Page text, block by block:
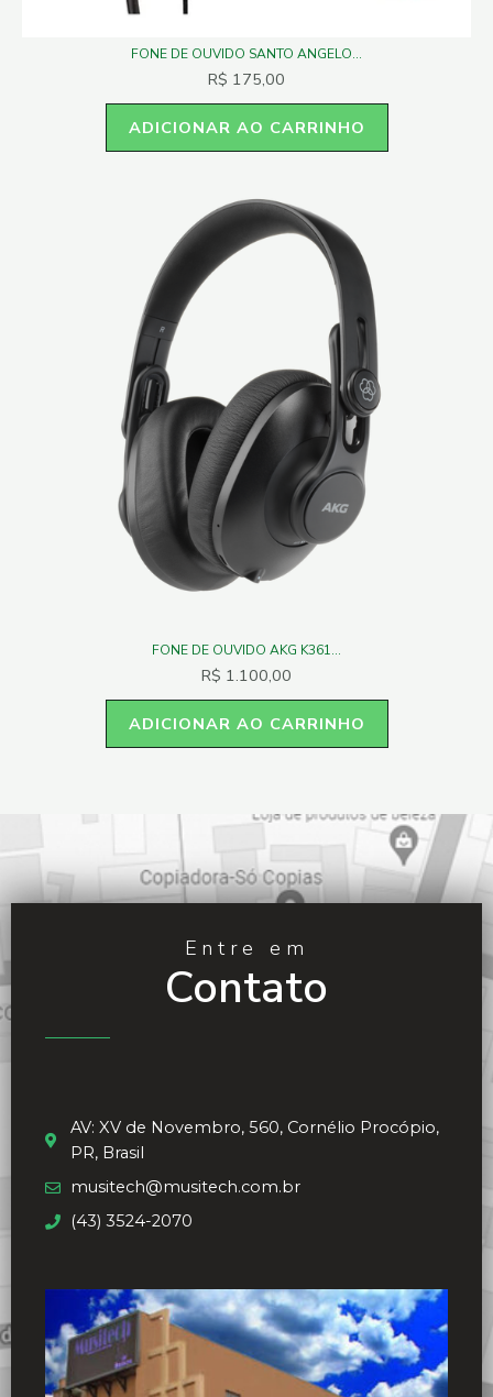
FONE DE OUVIDO SANTO ANGELO...
R$ 175,00
ADICIONAR AO CARRINHO
FONE DE OUVIDO AKG K361...
R$ 1.100,00
ADICIONAR AO CARRINHO
Entre em
Contato
AV: XV de Novembro, 560, Cornélio Procópio,
PR, Brasil
musitech@musitech.com.br
(43) 3524-2070